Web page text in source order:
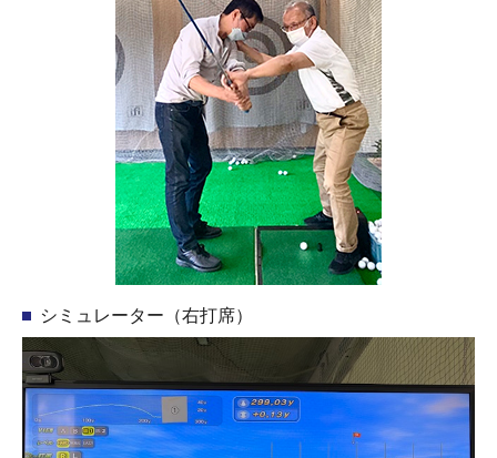
シミュレーター（右打席）